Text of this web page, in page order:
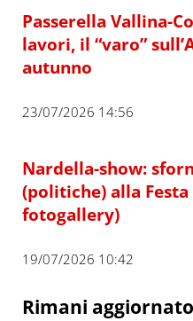
Passerella Vallina-
lavori, il “varo”
autunno
23/07/2026 14:56
Nardella-show:
(politiche) alla
fotogallery)
19/07/2026 10:42
Rimani aggiornato